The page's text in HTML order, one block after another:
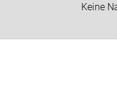
Keine